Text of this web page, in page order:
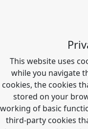
This website uses
while you navigate
cookies, the cookies
stored on your
working of basic
third-party cookies